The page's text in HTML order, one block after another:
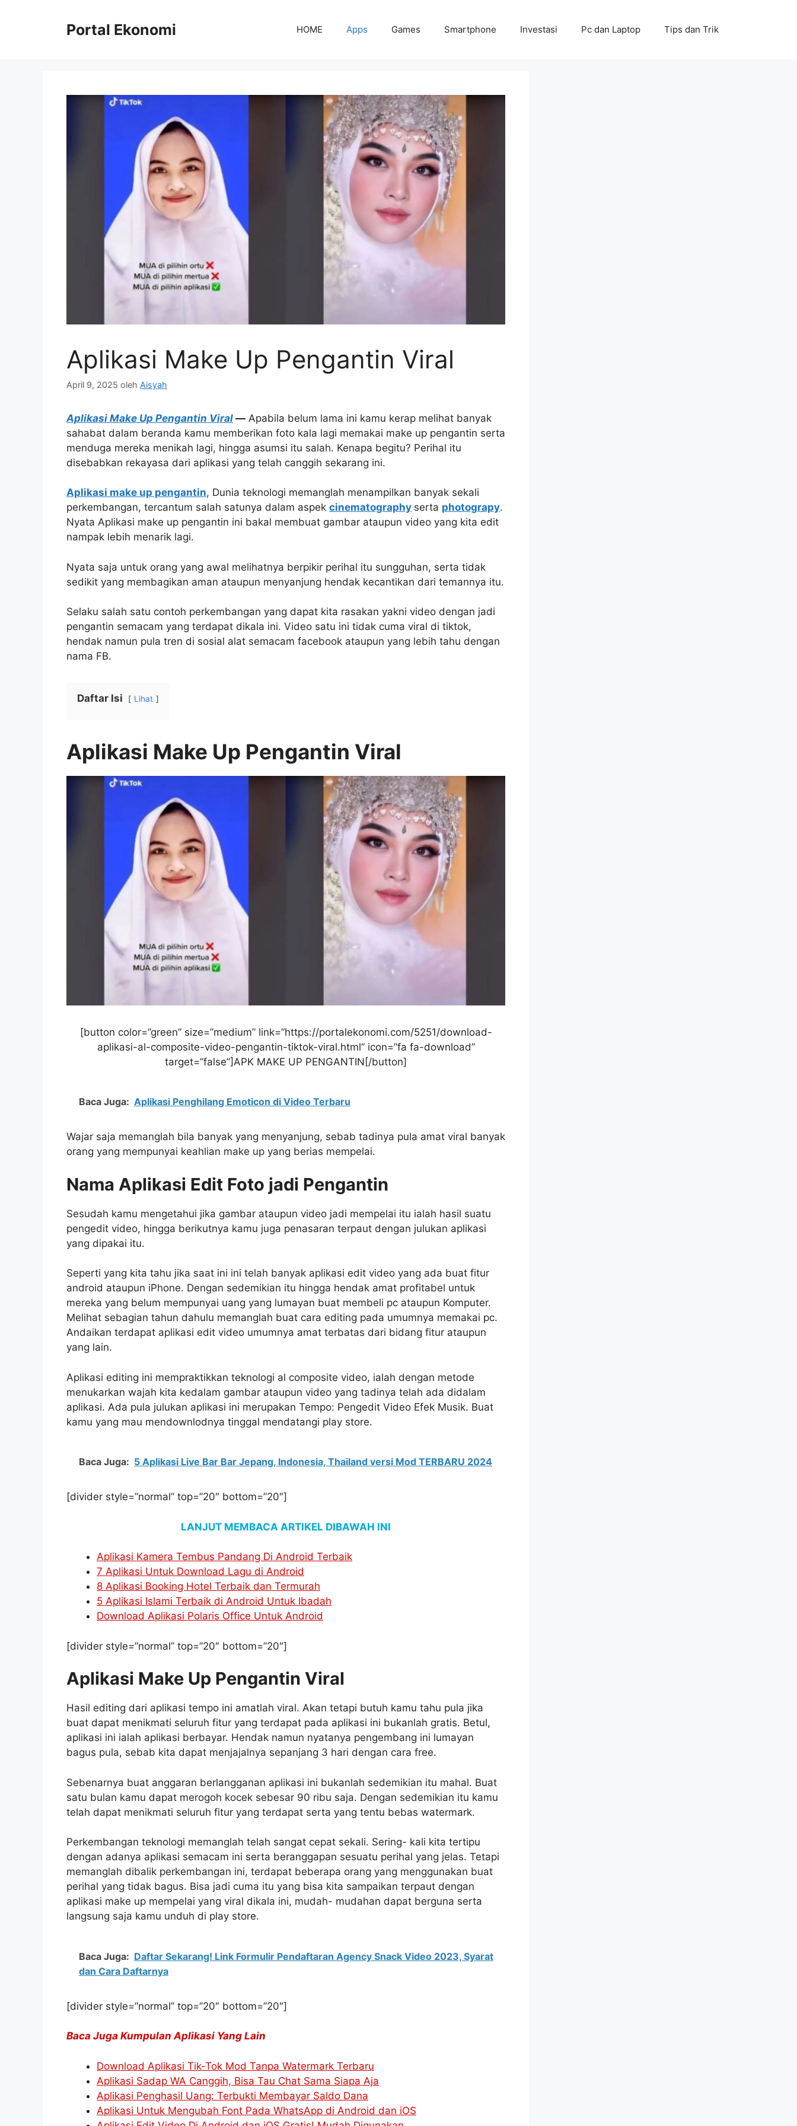
Portal Ekonomi HOME Apps Games Smartphone Investasi Pc dan Laptop Tips dan Trik
Aplikasi Make Up Pengantin Viral
April 9, 2025 oleh Aisyah
Aplikasi Make Up Pengantin Viral —Apabila belum lama ini kamu kerap melihat banyak
sahabat dalam beranda kamu memberikan foto kala lagi memakai make up pengantin serta
menduga mereka menikah lagi, hingga asumsi itu salah. Kenapa begitu? Perihal itu
disebabkan rekayasa dari aplikasi yang telah canggih sekarang ini.
Aplikasi make up pengantin, Dunia teknologi memanglah menampilkan banyak sekali
perkembangan, tercantum salah satunya dalam aspek cinematography serta photograpy.
Nyata Aplikasi make up pengantin ini bakal membuat gambar ataupun video yang kita edit
nampak lebih menarik lagi.
Nyata saja untuk orang yang awal melihatnya berpikir perihal itu sungguhan, serta tidak
sedikit yang membagikan aman ataupun menyanjung hendak kecantikan dari temannya itu.
Selaku salah satu contoh perkembangan yang dapat kita rasakan yakni video dengan jadi
pengantin semacam yang terdapat dikala ini. Video satu ini tidak cuma viral di tiktok,
hendak namun pula tren di sosial alat semacam facebook ataupun yang lebih tahu dengan
nama FB.
Daftar Isi Lihat
Aplikasi Make Up Pengantin Viral
[button color=”green” size=”medium” link=”https://portalekonomi.com/5251/download-
aplikasi-al-composite-video-pengantin-tiktok-viral.html” icon=”fa fa-download”
target=”false”]APK MAKE UP PENGANTIN[/button]
Baca Juga: Aplikasi Penghilang Emoticon di Video Terbaru
Wajar saja memanglah bila banyak yang menyanjung, sebab tadinya pula amat viral banyak
orang yang mempunyai keahlian make up yang berias mempelai.
Nama Aplikasi Edit Foto jadi Pengantin
Sesudah kamu mengetahui jika gambar ataupun video jadi mempelai itu ialah hasil suatu
pengedit video, hingga berikutnya kamu juga penasaran terpaut dengan julukan aplikasi
yang dipakai itu.
Seperti yang kita tahu jika saat ini ini telah banyak aplikasi edit video yang ada buat fitur
android ataupun iPhone. Dengan sedemikian itu hingga hendak amat profitabel untuk
mereka yang belum mempunyai uang yang lumayan buat membeli pc ataupun Komputer.
Melihat sebagian tahun dahulu memanglah buat cara editing pada umumnya memakai pc.
Andaikan terdapat aplikasi edit video umumnya amat terbatas dari bidang fitur ataupun
yang lain.
Aplikasi editing ini mempraktikkan teknologi al composite video, ialah dengan metode
menukarkan wajah kita kedalam gambar ataupun video yang tadinya telah ada didalam
aplikasi. Ada pula julukan aplikasi ini merupakan Tempo: Pengedit Video Efek Musik. Buat
kamu yang mau mendownlodnya tinggal mendatangi play store.
Baca Juga: 5 Aplikasi Live Bar Bar Jepang, Indonesia, Thailand versi Mod TERBARU 2024
[divider style=”normal” top=”20″ bottom=”20″]
LANJUT MEMBACA ARTIKEL DIBAWAH INI
Aplikasi Kamera Tembus Pandang Di Android Terbaik
7 Aplikasi Untuk Download Lagu di Android
8 Aplikasi Booking Hotel Terbaik dan Termurah
5 Aplikasi Islami Terbaik di Android Untuk Ibadah
Download Aplikasi Polaris Office Untuk Android
[divider style=”normal” top=”20″ bottom=”20″]
Aplikasi Make Up Pengantin Viral
Hasil editing dari aplikasi tempo ini amatlah viral. Akan tetapi butuh kamu tahu pula jika
buat dapat menikmati seluruh fitur yang terdapat pada aplikasi ini bukanlah gratis. Betul,
aplikasi ini ialah aplikasi berbayar. Hendak namun nyatanya pengembang ini lumayan
bagus pula, sebab kita dapat menjajalnya sepanjang 3 hari dengan cara free.
Sebenarnya buat anggaran berlangganan aplikasi ini bukanlah sedemikian itu mahal. Buat
satu bulan kamu dapat merogoh kocek sebesar 90 ribu saja. Dengan sedemikian itu kamu
telah dapat menikmati seluruh fitur yang terdapat serta yang tentu bebas watermark.
Perkembangan teknologi memanglah telah sangat cepat sekali. Sering- kali kita tertipu
dengan adanya aplikasi semacam ini serta beranggapan sesuatu perihal yang jelas. Tetapi
memanglah dibalik perkembangan ini, terdapat beberapa orang yang menggunakan buat
perihal yang tidak bagus. Bisa jadi cuma itu yang bisa kita sampaikan terpaut dengan
aplikasi make up mempelai yang viral dikala ini, mudah- mudahan dapat berguna serta
langsung saja kamu unduh di play store.
Baca Juga: Daftar Sekarang! Link Formulir Pendaftaran Agency Snack Video 2023, Syarat
dan Cara Daftarnya
[divider style=”normal” top=”20″ bottom=”20″]
Baca Juga Kumpulan Aplikasi Yang Lain
Download Aplikasi Tik-Tok Mod Tanpa Watermark Terbaru
Aplikasi Sadap WA Canggih, Bisa Tau Chat Sama Siapa Aja
Aplikasi Penghasil Uang: Terbukti Membayar Saldo Dana
Aplikasi Untuk Mengubah Font Pada WhatsApp di Android dan iOS